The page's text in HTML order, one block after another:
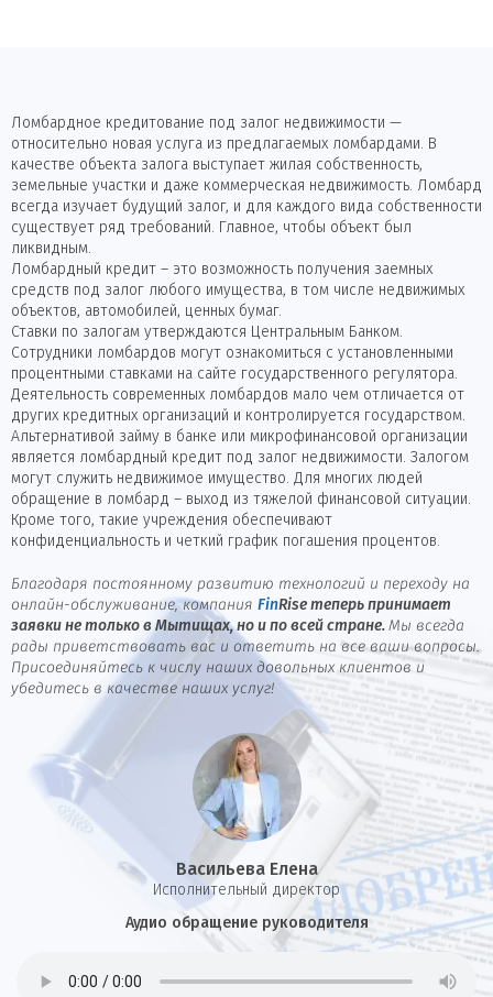
Ломбардное кредитование под залог недвижимости —
относительно новая услуга из предлагаемых ломбардами. В
качестве объекта залога выступает жилая собственность,
земельные участки и даже коммерческая недвижимость. Ломбард
всегда изучает будущий залог, и для каждого вида собственности
существует ряд требований. Главное, чтобы объект был
ликвидным.
Ломбардный кредит – это возможность получения заемных
средств под залог любого имущества, в том числе недвижимых
объектов, автомобилей, ценных бумаг.
Ставки по залогам утверждаются Центральным Банком.
Сотрудники ломбардов могут ознакомиться с установленными
процентными ставками на сайте государственного регулятора.
Деятельность современных ломбардов мало чем отличается от
других кредитных организаций и контролируется государством.
Альтернативой займу в банке или микрофинансовой организации
является ломбардный кредит под залог недвижимости. Залогом
могут служить недвижимое имущество. Для многих людей
обращение в ломбард – выход из тяжелой финансовой ситуации.
Кроме того, такие учреждения обеспечивают
конфиденциальность и четкий график погашения процентов.
Благодаря постоянному развитию технологий и переходу на
онлайн-обслуживание, компания FinRise теперь принимает
заявки не только в Мытищах, но и по всей стране. Мы всегда
рады приветствовать вас и ответить на все ваши вопросы.
Присоединяйтесь к числу наших довольных клиентов и
убедитесь в качестве наших услуг!
Васильева Елена
И сполнительный директор
Аудио обращение руководителя